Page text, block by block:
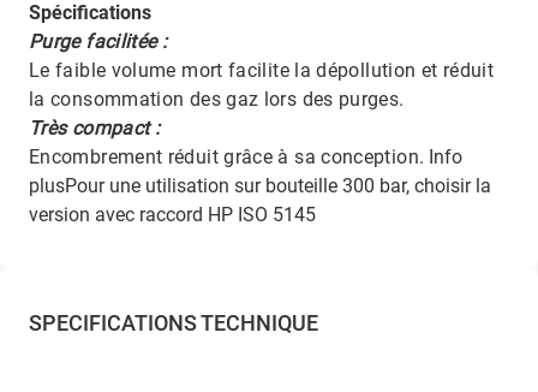
Spécifications
Purge facilitée :
Le faible volume mort facilite la dépollution et réduit
la consommation des gaz lors des purges.
Très compact :
Encombrement réduit grâce à sa conception. Info
plusPour une utilisation sur bouteille 300 bar, choisir la
version avec raccord HP ISO 5145
SPECIFICATIONS TECHNIQUE